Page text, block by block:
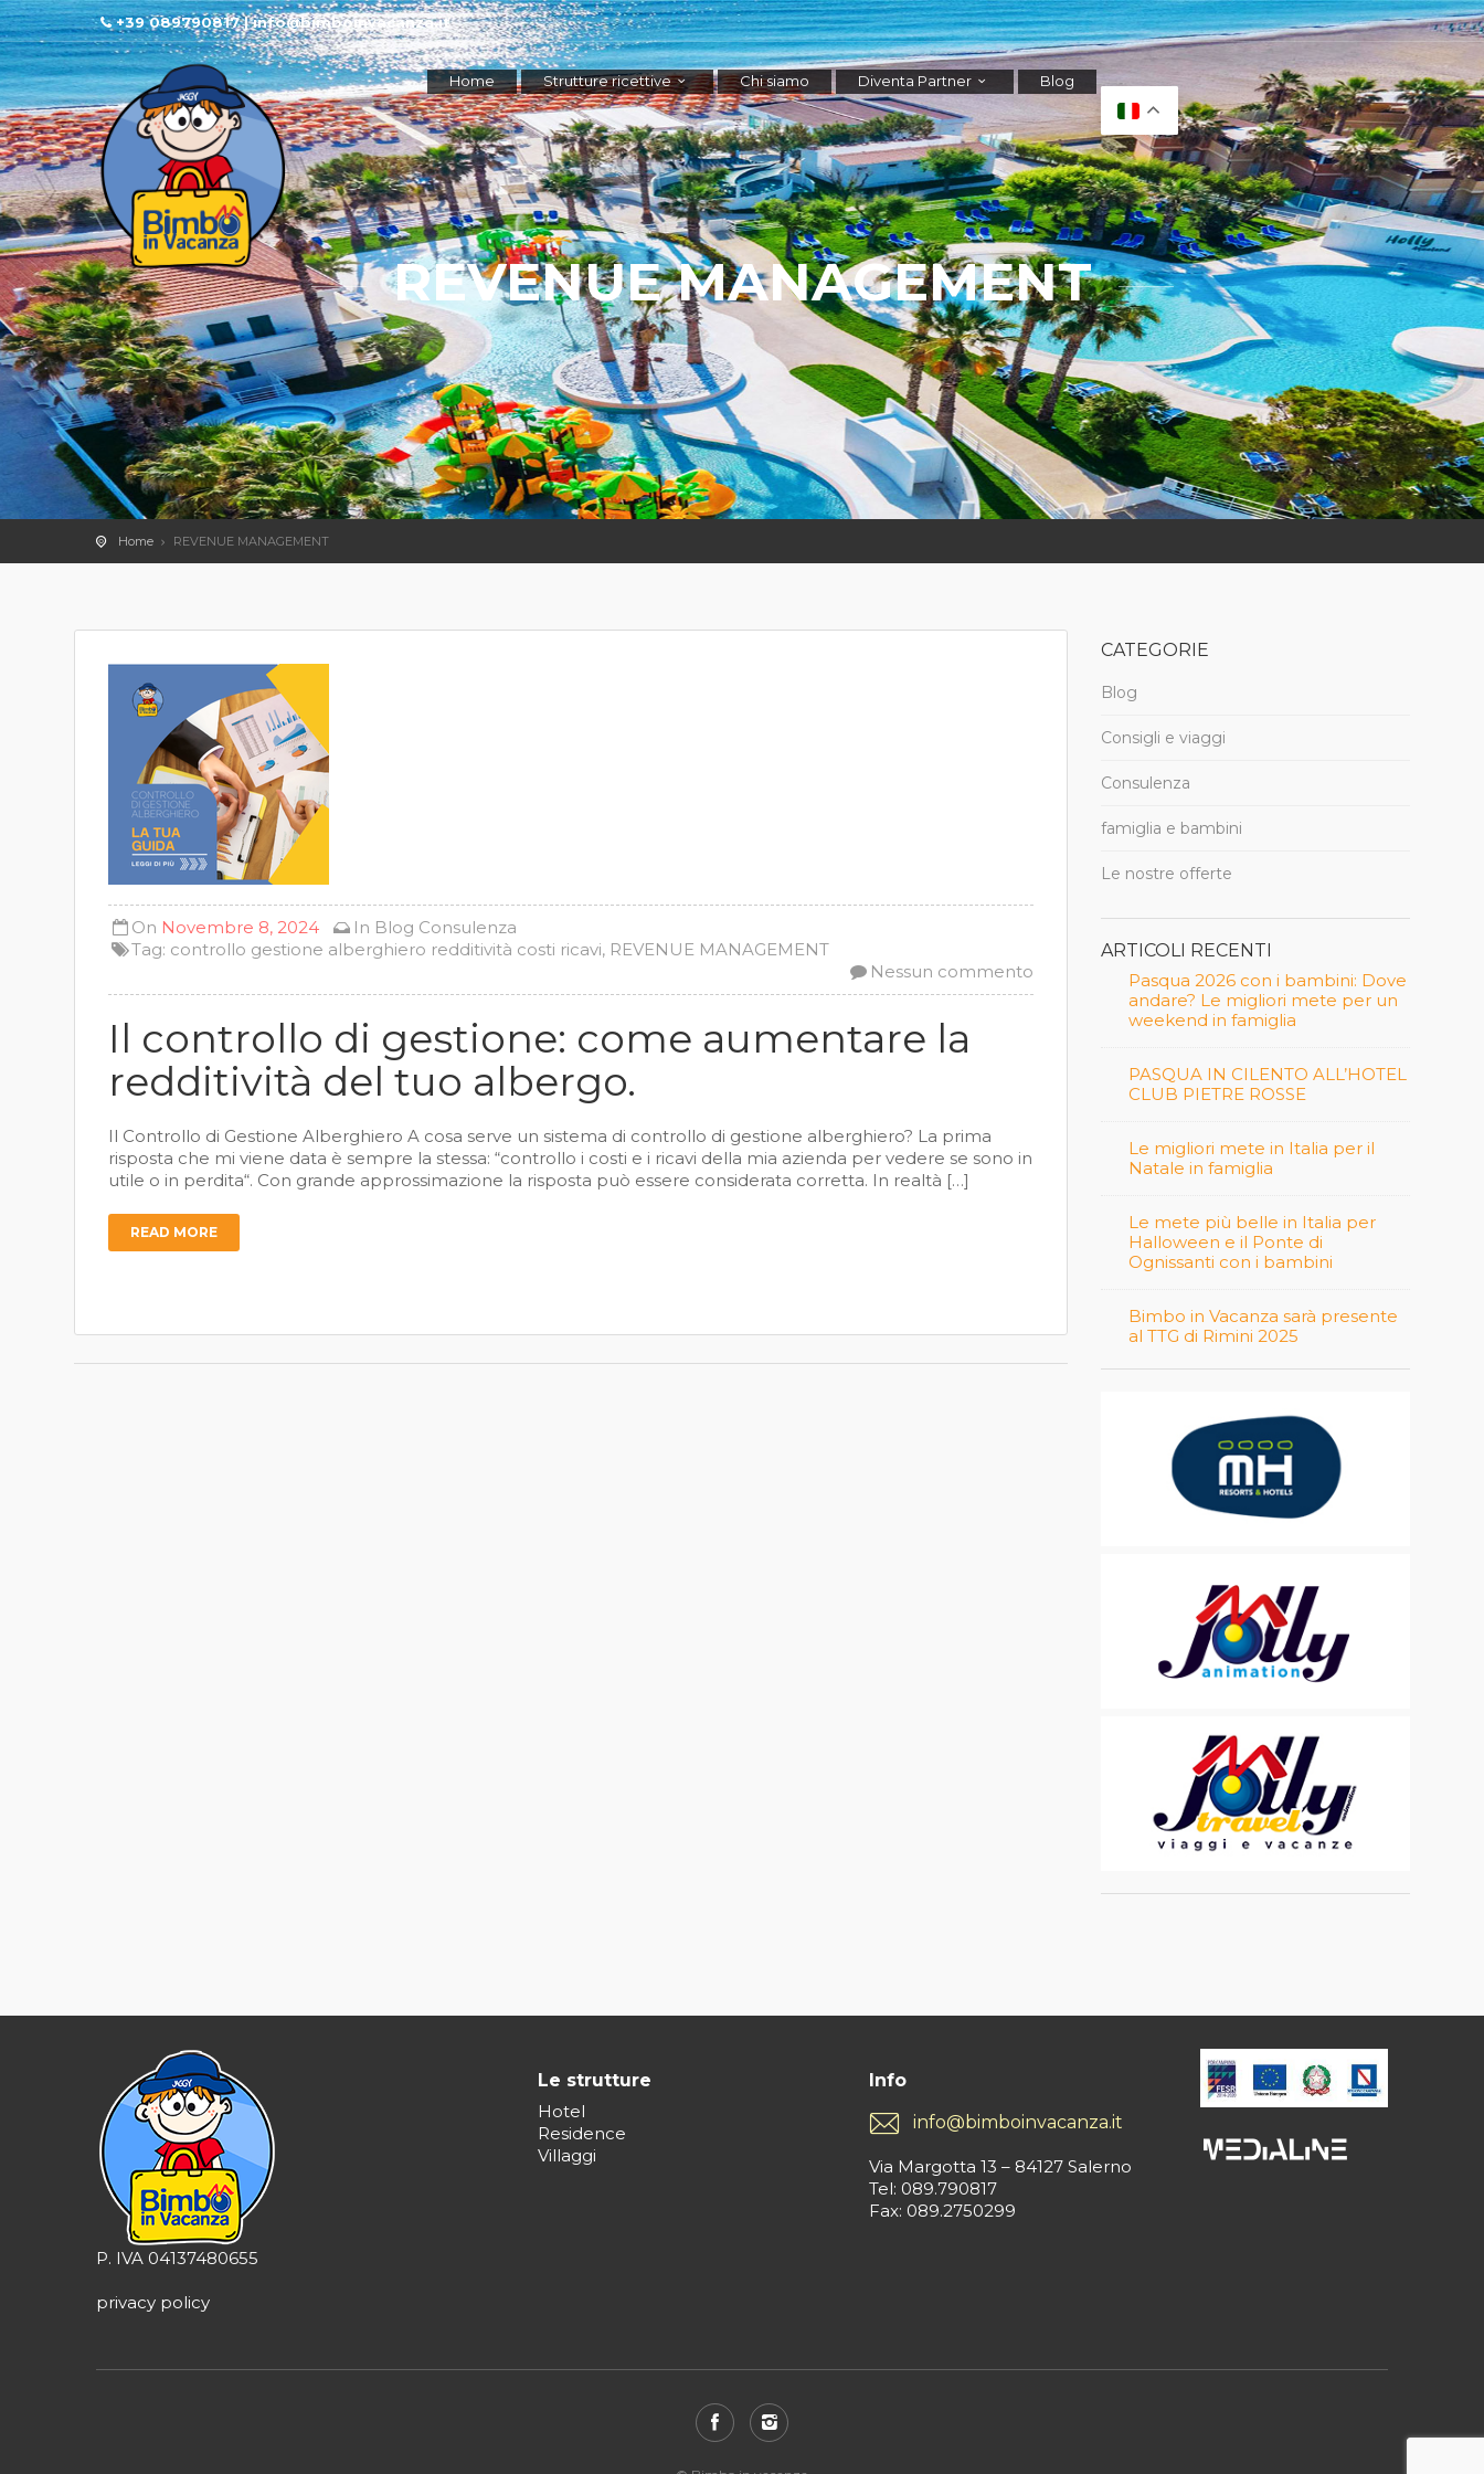
+39 089790817 | info@bimboinvacanza.it
Home Strutture ricettive Chi siamo Diventa Partner Blog
REVENUE MANAGEMENT
Home REVENUE MANAGEMENT
On Novembre 8, 2024 In Blog Consulenza
Tag: controllo gestione alberghiero redditività costi ricavi, REVENUE MANAGEMENT
Nessun commento
Il controllo di gestione: come aumentare la
redditività del tuo albergo.
Il Controllo di Gestione Alberghiero A cosa serve un sistema di controllo di gestione alberghiero? La prima
risposta che mi viene data è sempre la stessa: “controllo i costi e i ricavi della mia azienda per vedere se sono in
utile o in perdita“. Con grande approssimazione la risposta può essere considerata corretta. In realtà […]
READ MORE
CATEGORIE
Blog
Consigli e viaggi
Consulenza
famiglia e bambini
Le nostre offerte
ARTICOLI RECENTI
Pasqua 2026 con i bambini: Dove
andare? Le migliori mete per un
weekend in famiglia
PASQUA IN CILENTO ALL’HOTEL
CLUB PIETRE ROSSE
Le migliori mete in Italia per il
Natale in famiglia
Le mete più belle in Italia per
Halloween e il Ponte di
Ognissanti con i bambini
Bimbo in Vacanza sarà presente
al TTG di Rimini 2025
P. IVA 04137480655
privacy policy
Le strutture
Hotel
Residence
Villaggi
Info
info@bimboinvacanza.it
Via Margotta 13 – 84127 Salerno
Tel: 089.790817
Fax: 089.2750299